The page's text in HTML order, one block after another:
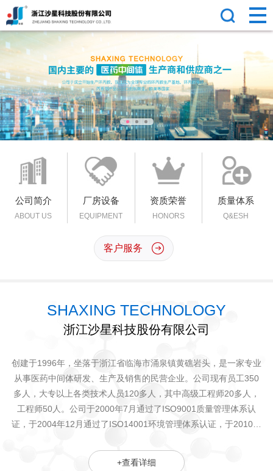
公司简介
ABOUT US
厂房设备
EQUIPMENT
资质荣誉
HONORS
质量体系
Q&ESH
客户服务
SHAXING TECHNOLOGY
浙江沙星科技股份有限公司
创建于1996年，坐落于浙江省临海市涌泉镇黄礁岩头，是一家专业
从事医药中间体研发、生产及销售的民营企业。公司现有员工350
多人，大专以上各类技术人员120多人，其中高级工程师20多人，
工程师50人。公司于2000年7月通过了ISO9001质量管理体系认
证，于2004年12月通过了ISO14001环境管理体系认证，于2010年
+查看详细